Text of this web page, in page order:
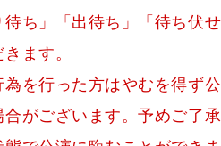
ち」「出待ち」「待ち伏
ます。
為を行った方はやむを得ず
合がございます。予めご了